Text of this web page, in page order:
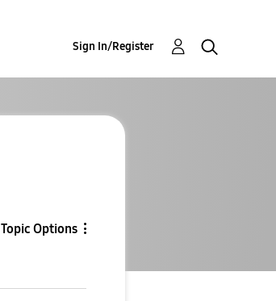
Sign In/Register
Topic Options